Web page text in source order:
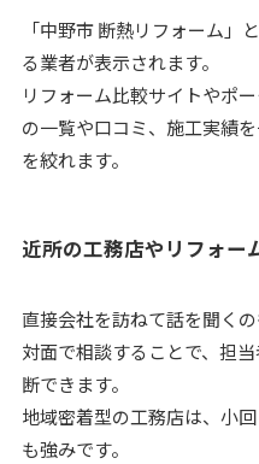
「中野市 断熱リフォーム」
る業者が表示されます。
リフォーム比較サイトやポ
の一覧や口コミ、施工実績
を絞れます。
近所の工務店やリフォー
直接会社を訪ねて話を聞くの
対面で相談することで、担
断できます。
地域密着型の工務店は、小
も強みです。